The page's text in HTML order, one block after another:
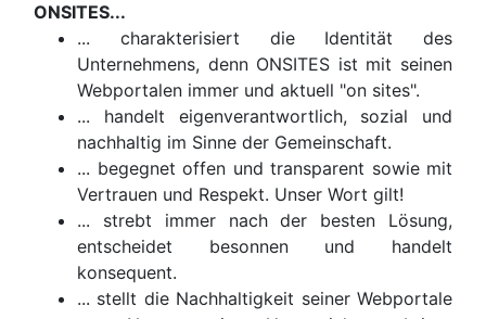
ONSITES...
... charakterisiert die Identität des
Unternehmens, denn ONSITES ist mit seinen
Webportalen immer und aktuell "on sites".
... handelt eigenverantwortlich, sozial und
nachhaltig im Sinne der Gemeinschaft.
... begegnet offen und transparent sowie mit
Vertrauen und Respekt. Unser Wort gilt!
... strebt immer nach der besten Lösung,
entscheidet besonnen und handelt
konsequent.
... stellt die Nachhaltigkeit seiner Webportale